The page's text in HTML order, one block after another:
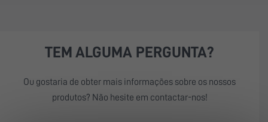
TEM ALGUMA PERGUNTA?
Ou gostaria de obter mais informações sobre os nossos
produtos? Não hesite em contactar-nos!